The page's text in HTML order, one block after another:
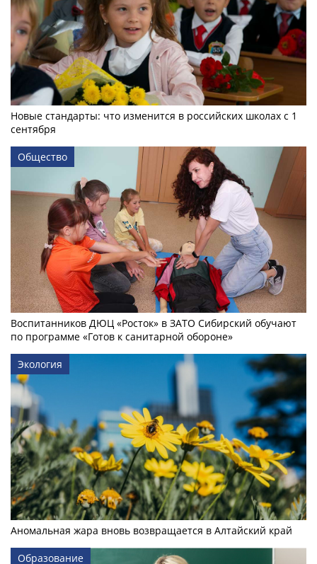
Новые стандарты: что изменится в российских школах с 1
сентября
Общество
Воспитанников ДЮЦ «Росток» в ЗАТО Сибирский обучают
по программе «Готов к санитарной обороне»
Экология
Аномальная жара вновь возвращается в Алтайский край
Образование